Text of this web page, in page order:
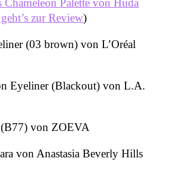
Chameleon Palette von Huda
zur Review)
(03 brown) von L’Oréal
Eyeliner (Blackout) von L.A.
von ZOEVA
von Anastasia Beverly Hills